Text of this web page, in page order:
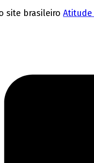
site brasileiro